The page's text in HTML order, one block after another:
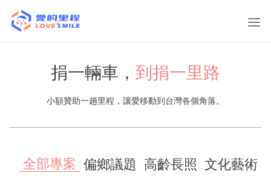
捐一輛車， 到捐一里路
小額贊助一趟里程，讓愛移動到台灣各個角落。
全部專案 偏鄉議題 高齡長照 文化藝術